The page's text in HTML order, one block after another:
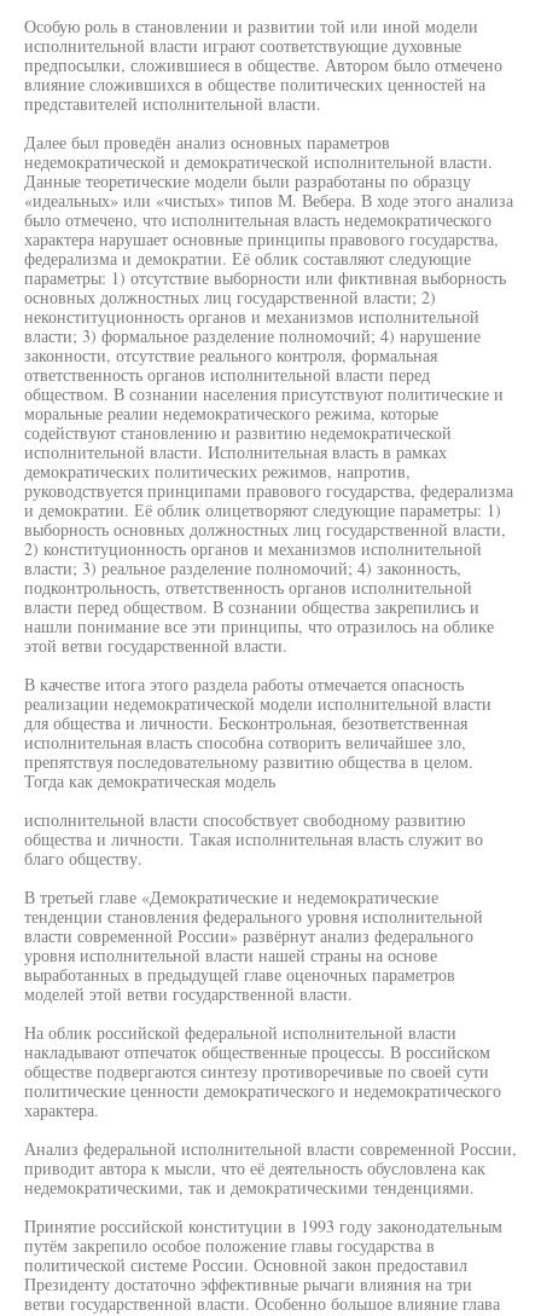
Особую роль в становлении и развитии той или иной модели
исполнительной власти играют соответствующие духовные
предпосылки, сложившиеся в обществе. Автором было отмечено
влияние сложившихся в обществе политических ценностей на
представителей исполнительной власти.
Далее был проведён анализ основных параметров
недемократической и демократической исполнительной власти.
Данные теоретические модели были разработаны по образцу
«идеальных» или «чистых» типов М. Вебера. В ходе этого анализа
было отмечено, что исполнительная власть недемократического
характера нарушает основные принципы правового государства,
федерализма и демократии. Её облик составляют следующие
параметры: 1) отсутствие выборности или фиктивная выборность
основных должностных лиц государственной власти; 2)
неконституционность органов и механизмов исполнительной
власти; 3) формальное разделение полномочий; 4) нарушение
законности, отсутствие реального контроля, формальная
ответственность органов исполнительной власти перед
обществом. В сознании населения присутствуют политические и
моральные реалии недемократического режима, которые
содействуют становлению и развитию недемократической
исполнительной власти. Исполнительная власть в рамках
демократических политических режимов, напротив,
руководствуется принципами правового государства, федерализма
и демократии. Её облик олицетворяют следующие параметры: 1)
выборность основных должностных лиц государственной власти,
2) конституционность органов и механизмов исполнительной
власти; 3) реальное разделение полномочий; 4) законность,
подконтрольность, ответственность органов исполнительной
власти перед обществом. В сознании общества закрепились и
нашли понимание все эти принципы, что отразилось на облике
этой ветви государственной власти.
В качестве итога этого раздела работы отмечается опасность
реализации недемократической модели исполнительной власти
для общества и личности. Бесконтрольная, безответственная
исполнительная власть способна сотворить величайшее зло,
препятствуя последовательному развитию общества в целом.
Тогда как демократическая модель
исполнительной власти способствует свободному развитию
общества и личности. Такая исполнительная власть служит во
благо обществу.
В третьей главе «Демократические и недемократические
тенденции становления федерального уровня исполнительной
власти современной России» развёрнут анализ федерального
уровня исполнительной власти нашей страны на основе
выработанных в предыдущей главе оценочных параметров
моделей этой ветви государственной власти.
На облик российской федеральной исполнительной власти
накладывают отпечаток общественные процессы. В российском
обществе подвергаются синтезу противоречивые по своей сути
политические ценности демократического и недемократического
характера.
Анализ федеральной исполнительной власти современной России,
приводит автора к мысли, что её деятельность обусловлена как
недемократическими, так и демократическими тенденциями.
Принятие российской конституции в 1993 году законодательным
путём закрепило особое положение главы государства в
политической системе России. Основной закон предоставил
Президенту достаточно эффективные рычаги влияния на три
ветви государственной власти. Особенно большое влияние глава